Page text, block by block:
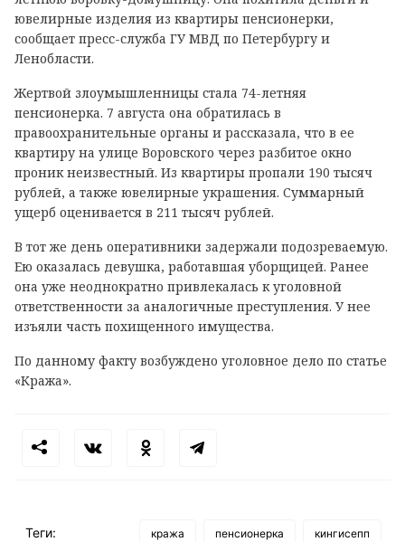
ювелирные изделия из квартиры пенсионерки,
сообщает пресс-служба ГУ МВД по Петербургу и
Ленобласти.
Жертвой злоумышленницы стала 74-летняя
пенсионерка. 7 августа она обратилась в
правоохранительные органы и рассказала, что в ее
квартиру на улице Воровского через разбитое окно
проник неизвестный. Из квартиры пропали 190 тысяч
рублей, а также ювелирные украшения. Суммарный
ущерб оценивается в 211 тысяч рублей.
В тот же день оперативники задержали подозреваемую.
Ею оказалась девушка, работавшая уборщицей. Ранее
она уже неоднократно привлекалась к уголовной
ответственности за аналогичные преступления. У нее
изъяли часть похищенного имущества.
По данному факту возбуждено уголовное дело по статье
«Кража».
Теги: кража пенсионерка кингисепп